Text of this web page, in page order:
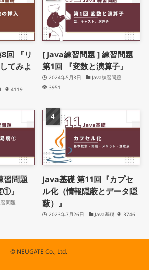
回 『リ
てみよ
4119
[ Java練習問題 ] 練習問題
第1回 『変数と演算子』
2024年5月8日
Java練習問題
3951
習問題
①』
習問題
Java基礎 第11回『カプセ
ル化（情報隠蔽とデータ隠
蔽）』
2023年7月26日 Java基礎 3746
©NEUGATE Co., Ltd.